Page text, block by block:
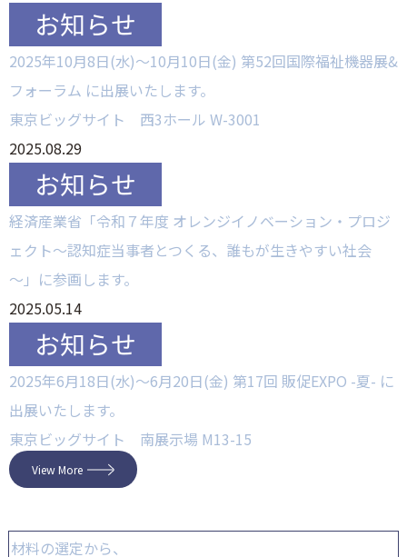
2025年10月8日(水)～10月10日(金) 第52回国際福祉機器展&
フォーラム に出展いたします。
東京ビッグサイト 西3ホール W-3001
2025.08.29
経済産業省「令和７年度 オレンジイノベーション・プロジ
ェクト～認知症当事者とつくる、誰もが生きやすい社会
～」に参画します。
2025.05.14
2025年6月18日(水)～6月20日(金) 第17回 販促EXPO -夏- に
出展いたします。
東京ビッグサイト 南展示場 M13-15
View More
材料の選定から、